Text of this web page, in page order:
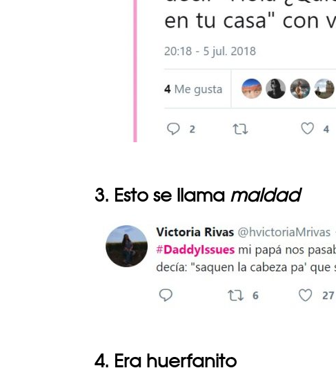
3. Esto se llama maldad
4. Era huerfanito